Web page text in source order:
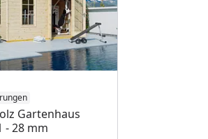
Gartenhaus
- 28 mm